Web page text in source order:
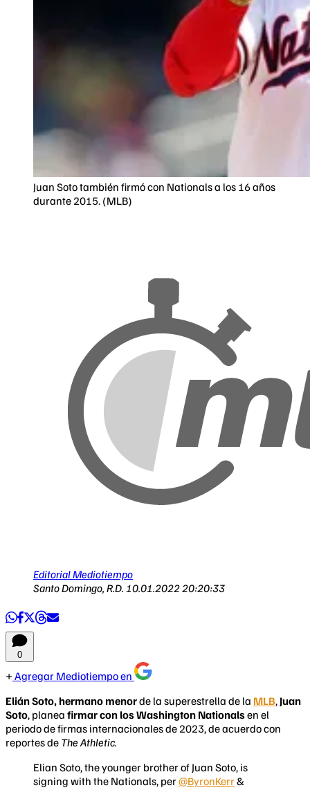
Juan Soto también firmó con Nationals a los 16 años
durante 2015. (MLB)
Editorial Mediotiempo
Santo Domingo, R.D. 10.01.2022 20:20:33
0
Agregar Mediotiempo en
EliánSoto, hermano menorde la superestrella de la MLB, Juan
Soto, planea firmar con los Washington Nationalsen el
periodo de firmas internacionales de 2023, de acuerdo con
reportes de The Athletic.
Elian Soto, the younger brother of Juan Soto, is
signing with the Nationals, per@ByronKerr&